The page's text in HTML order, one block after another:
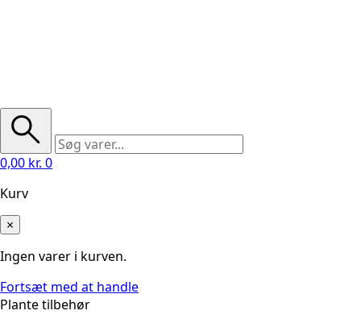
0,00 kr. 0
Kurv
×
Ingen varer i kurven.
Fortsæt med at handle
Plante tilbehør